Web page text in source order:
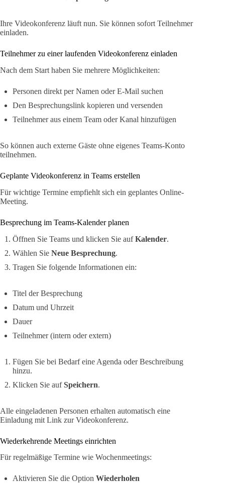
Ihre Videokonferenz läuft nun. Sie können sofort Teilnehmer
einladen.
Teilnehmer zu einer laufenden Videokonferenz einladen
Nach dem Start haben Sie mehrere Möglichkeiten:
Personen direkt per Namen oder E-Mail suchen
Den Besprechungslink kopieren und versenden
Teilnehmer aus einem Team oder Kanal hinzufügen
So können auch externe Gäste ohne eigenes Teams-Konto
teilnehmen.
Geplante Videokonferenz in Teams erstellen
Für wichtige Termine empfiehlt sich ein geplantes Online-
Meeting.
Besprechung im Teams-Kalender planen
Öffnen Sie Teams und klicken Sie aufKalender.
Wählen Sie Neue Besprechung.
Tragen Sie folgende Informationen ein:
Titel der Besprechung
Datum und Uhrzeit
Dauer
Teilnehmer (intern oder extern)
Fügen Sie bei Bedarf eine Agenda oder Beschreibung
hinzu.
Klicken Sie aufSpeichern.
Alle eingeladenen Personen erhalten automatisch eine
Einladung mit Link zur Videokonferenz.
Wiederkehrende Meetings einrichten
Für regelmäßige Termine wie Wochenmeetings:
Aktivieren Sie die Option Wiederholen